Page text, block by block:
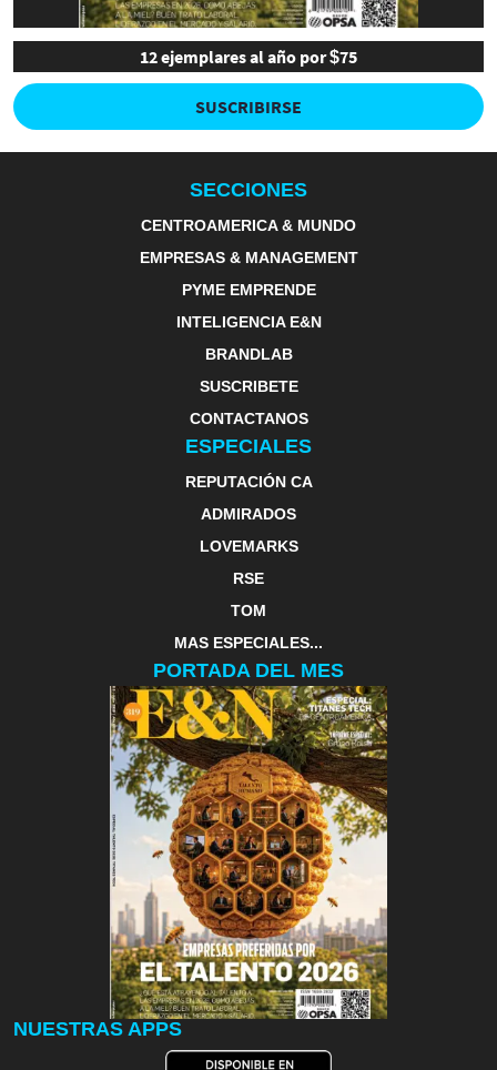
12 ejemplares al año por $75
SUSCRIBIRSE
SECCIONES
CENTROAMERICA & MUNDO
EMPRESAS & MANAGEMENT
PYME EMPRENDE
INTELIGENCIA E&N
BRANDLAB
SUSCRIBETE
CONTACTANOS
ESPECIALES
REPUTACIÓN CA
ADMIRADOS
LOVEMARKS
RSE
TOM
MAS ESPECIALES...
PORTADA DEL MES
NUESTRAS APPS